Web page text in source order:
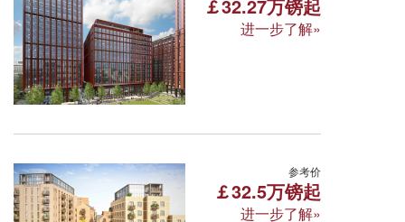
7 Nobel Way Manchester (M1 7FU)
￡32.27万镑起
进一步了解»
雷丁·Reading Riverworks
参考价
￡32.5万镑起
进一步了解»